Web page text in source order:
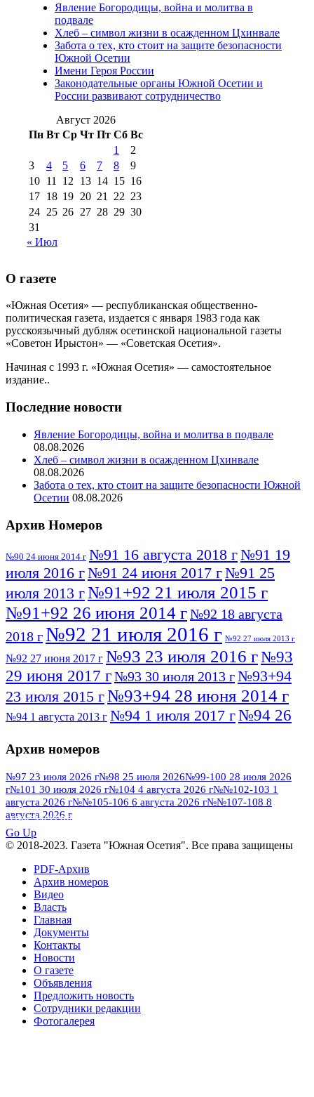
(15)№98 1 августа 2015 г
августа 2016 г(10)№98 5 июля 2014 г(10)
№98 8 августа 2013 г
августа 2012 г(14) №98+99 11 июля
2017 г(9)
№99 4 августа
2016 г(12) №99 8 июля 2014 г
августа 2012 г(11)
августа 2013 г
(12)
Явление Богородицы, война и молитва в
подвале
Хлеб – символ жизни в осажденном Цхинвале
Забота о тех, кто стоит на защите безопасности
Южной Осетии
Имени Героя России
Законодательные органы Южной Осетии и
России развивают сотрудничество
Август 2026
Пн Вт Ср Чт Пт Сб Вс
1
2
3
4 5 6 7 8
9
10 11 12 13 14 15 16
17 18 19 20 21 22 23
24 25 26 27 28 29 30
31
« Июл
О газете
«Южная Осетия» — республиканская общественно-
политическая газета, издается с января 1983 года как
русскоязычный дубляж осетинской национальной газеты
«Советон Ирыстон» — «Советская Осетия».
Начиная с 1993 г. «Южная Осетия» — самостоятельное
издание..
Последние новости
Явление Богородицы, война и молитва в подвале
08.08.2026
Хлеб – символ жизни в осажденном Цхинвале
08.08.2026
Забота о тех, кто стоит на защите безопасности Южной
Осетии 08.08.2026
Архив Номеров
№90 24 июня 2014 г №91 16 августа 2018 г№91 19
июля 2016 г№91 24 июня 2017 г№91 25
июля 2013 г№91+92 21 июля 2015 г
№91+92 26 июня 2014 г№92 18 августа
2018 г№92 21 июля 2016 г №92 27 июля 2013 г
№92 27 июня 2017 г №93 23 июля 2016 г№93
29 июня 2017 г№93 30 июля 2013 г№93+94
23 июля 2015 г№93+94 28 июня 2014 г
№94 1 августа 2013 г №94 1 июля 2017 г№94 26
№95 7 августа 2012 г
№95 28 июля 2016 г №95+96 3 августа
2013 г№96 6 июля 2017 г№96 9 августа
2012 г №96 28 июля 2015 г
№96+97 30 июля 2016 г
№97 11 августа 2012 г
№97 30 июля 2015 г
№98 2 августа 2016 г
августа 2013 г
№98+99 11 июля 2017 г
августа 2016 г
августа 2012 г
Архив номеров
№97 23 июля 2026 г№98 25 июля 2026№99-100 28 июля 2026
г№101 30 июля 2026 г№104 4 августа 2026 г№№102-103 1
августа 2026 г№№105-106 6 августа 2026 г№№107-108 8
августа 2026 г
ПОСМОТРЕТЬ ВСЕ
Go Up
© 2018-2023. Газета "Южная Осетия". Все права защищены
PDF-Архив
Архив номеров
Видео
Власть
Главная
Документы
Контакты
Новости
О газете
Объявления
Предложить новость
Сотрудники редакции
Фотогалерея